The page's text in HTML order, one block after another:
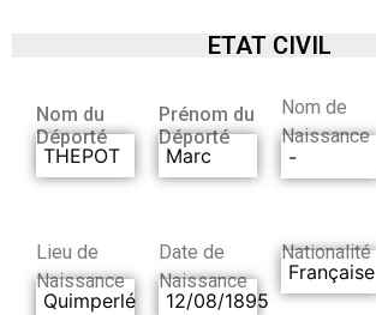
ETAT CIVIL
Nom du
Déporté
THEPOT
Prénom du
Déporté
Marc
Nom de
Naissance
-
Lieu de
Naissance
Quimperlé
Date de
Naissance
12/08/1895
Nationalité
Française